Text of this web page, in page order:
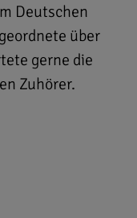
Deutschen
über
gerne die
Zuhörer.